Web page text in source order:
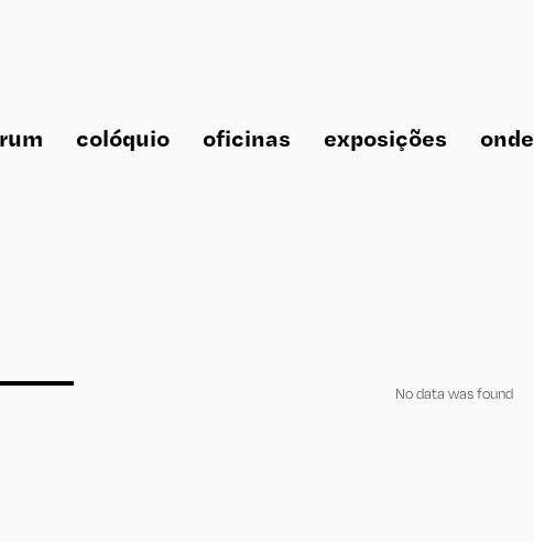
colóquio oficinas exposições onde
No data was found